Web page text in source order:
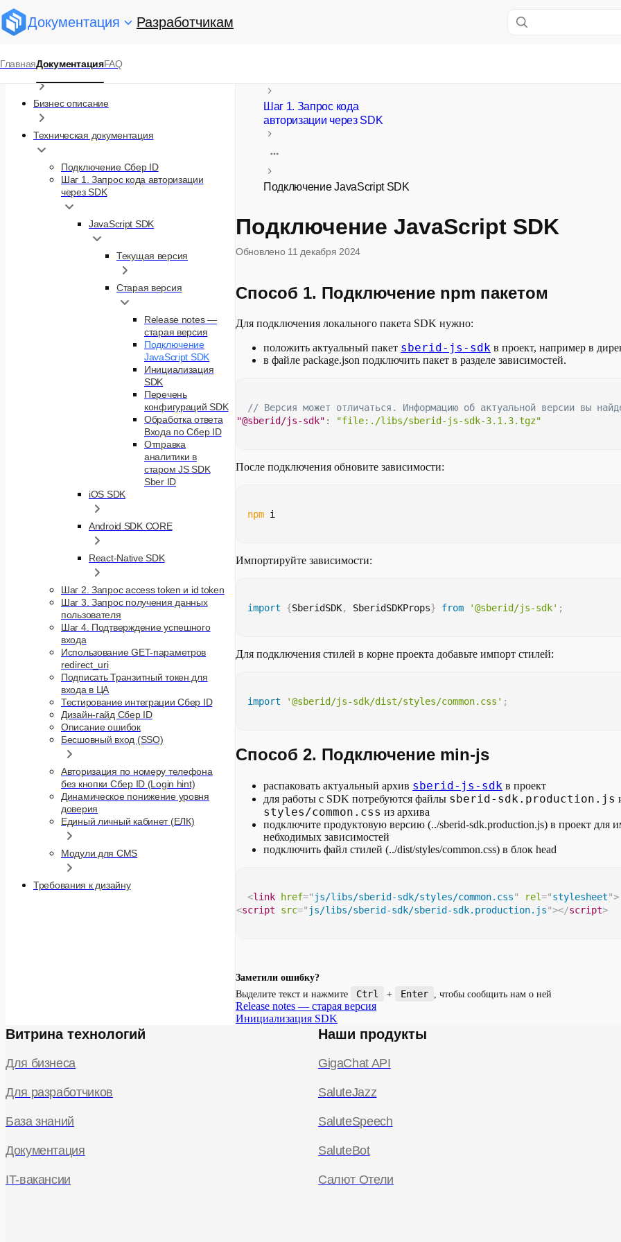
Документация Разработчикам
ГлавнаяДокументацияFAQ
Юридические документы
Бизнес описание
Техническая документация
Подключение Сбер ID
Шаг 1. Запрос кода авторизации
через SDK
JavaScript SDK
Текущая версия
Старая версия
Release notes —
старая версия
Подключение
JavaScript SDK
Инициализация
SDK
Перечень
конфигураций SDK
Обработка ответа
Входа по Сбер ID
Отправка
аналитики в
старом JS SDK
Sber ID
iOS SDK
Android SDK CORE
React-Native SDK
Шаг 2. Запрос access token и id token
Шаг 3. Запрос получения данных
пользователя
Шаг 4. Подтверждение успешного
входа
Использование GET-параметров
redirect_uri
Подписать Транзитный токен для
входа в ЦА
Тестирование интеграции Сбер ID
Дизайн-гайд Сбер ID
Описание ошибок
Бесшовный вход (SSO)
Авторизация по номеру телефона
без кнопки Сбер ID (Login hint)
Динамическое понижение уровня
доверия
Единый личный кабинет (ЕЛК)
Модули для CMS
Требования к дизайну
Шаг 1. Запрос кода
авторизации через SDK
Подключение JavaScript SDK
Подключение JavaScript SDK
Обновлено 11 декабря 2024
Способ 1. Подключение npm пакетом
Для подключения локального пакета SDK нужно:
положить актуальный пакет sberid-js-sdk в проект, например в
в файле package.json подключить пакет в разделе зависимостей.
// Версия может отличаться. Информацию об актуальной версии вы
"@sberid/js-sdk" : "file:./libs/sberid-js-sdk-3.1.3.tgz"
После подключения обновите зависимости:
npm i
Импортируйте зависимости:
import {SberidSDK, SberidSDKProps} from '@sberid/js-sdk' ;
Для подключения стилей в корне проекта добавьте импорт стилей:
import '@sberid/js-sdk/dist/styles/common.css' ;
Способ 2. Подключение min-js
распаковать актуальный архив sberid-js-sdk в проект
для работы с SDK потребуются файлы sberid-sdk.production.js
styles/common.css из архива
подключите продуктовую версию (../sberid-sdk.production.js) в проект для
небходимых зависимостей
подключить файл стилей (../dist/styles/common.css) в блок head
<link href=" js/libs/sberid-sdk/styles/common.css" rel="stylesheet">
<script src=" js/libs/sberid-sdk/sberid-sdk.production.js"></script>
Заметили ошибку?
Выделите текст и нажмите
Ctrl + Enter , чтобы сообщить нам о ней
Release notes — старая версия
Инициализация SDK
Витрина технологий
Для бизнеса
Для разработчиков
База знаний
Документация
IT-вакансии
Наши продукты
GigaChat API
SaluteJazz
SaluteSpeech
SaluteBot
Салют Отели